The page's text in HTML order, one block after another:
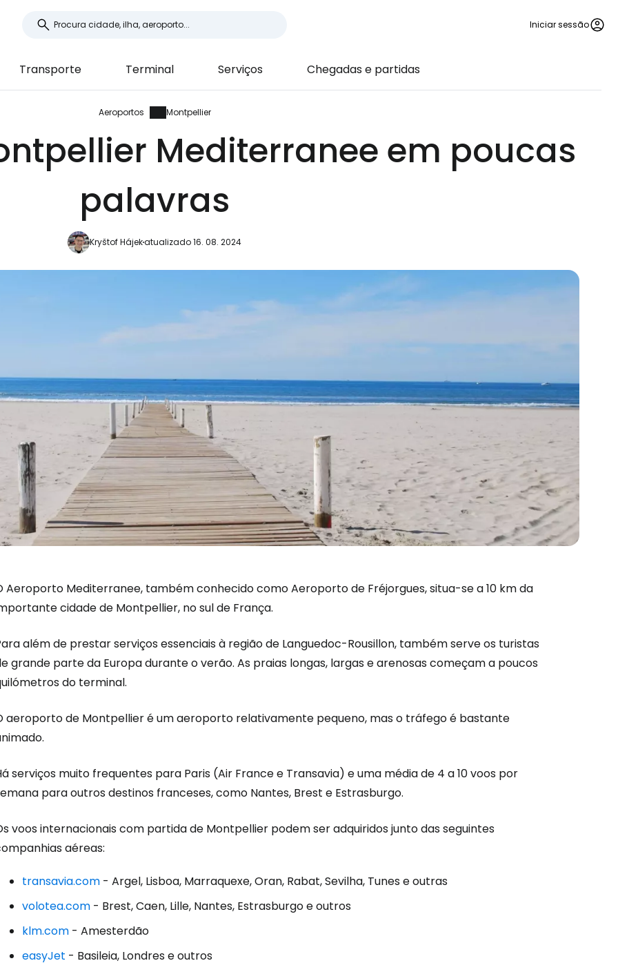
Iniciar sessão
Transporte Terminal Serviços Chegadas e partidas
Aeroportos Montpellier
Mediterranee em poucas
palavras
Kryštof Hájekatualizado 16. 08. 2024
Aeroporto Mediterranee, também conhecido como Aeroporto de Fréjorgues, situa-se a 10 km da
cidade de Montpellier, no sul de França.
além de prestar serviços essenciais à região de Languedoc-Rousillon, também serve os turistas
grande parte da Europa durante o verão. As praias longas, largas e arenosas começam a poucos
do terminal.
aeroporto de Montpellier é um aeroporto relativamente pequeno, mas o tráfego é bastante
serviços muito frequentes para Paris (Air France e Transavia) e uma média de 4 a 10 voos por
para outros destinos franceses, como Nantes, Brest e Estrasburgo.
voos internacionais com partida de Montpellier podem ser adquiridos junto das seguintes
aéreas:
transavia.com - Argel, Lisboa, Marraquexe, Oran, Rabat, Sevilha, Tunes e outras
volotea.com - Brest, Caen, Lille, Nantes, Estrasburgo e outros
klm.com - Amesterdão
easyJet - Basileia, Londres e outros
... a comunidade mundial de viajantes
Continuar com o Google
Continuar com o Facebook